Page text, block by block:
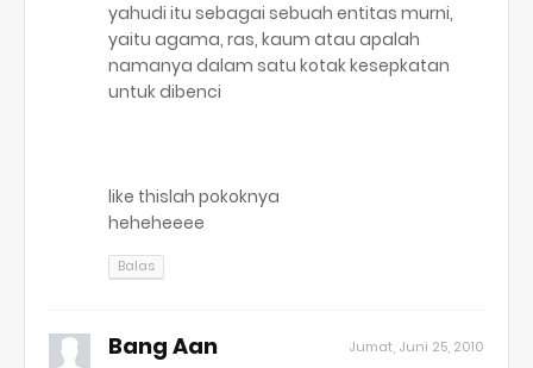
yahudi itu sebagai sebuah entitas murni,
yaitu agama, ras, kaum atau apalah
namanya dalam satu kotak kesepkatan
untuk dibenci
like thislah pokoknya
heheheeee
Balas
Bang Aan Jumat, Juni 25, 2010